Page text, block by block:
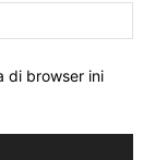
di browser ini